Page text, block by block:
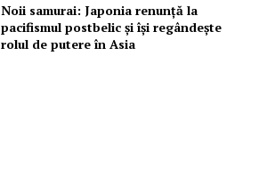
Noii samurai: Japonia renunță la
pacifismul postbelic și își regândește
rolul de putere în Asia